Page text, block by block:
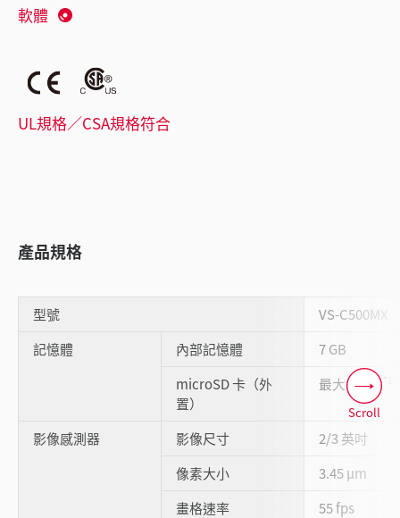
軟體
UL規格／CSA規格符合
產品規格
型號
VS-C500MX
記憶體
內部記憶體
7 GB
microSD 卡（外
置）
最大64 GB
影像感測器 影像尺寸
2/3 英吋
像素大小
3.45 μm
畫格速率
55 fps
Scroll